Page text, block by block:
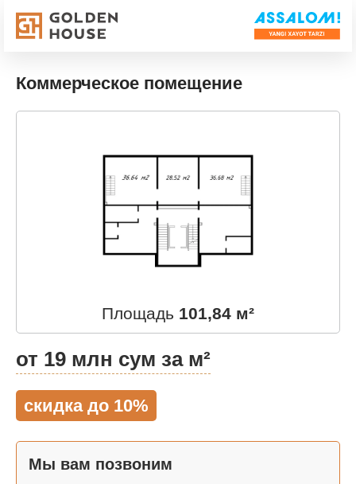
Коммерческое помещение
Площадь 101,84 м²
от 19 млн сум за м²
скидка до 10%
Мы вам позвоним